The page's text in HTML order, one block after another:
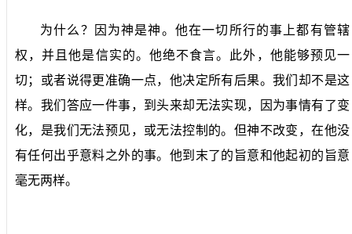
为什么？因为神是神。他在一切所行的事上都有管辖
权，并且他是信实的。他绝不食言。此外，他能够预见一
切；或者说得更准确一点，他决定所有后果。我们却不是这
样。我们答应一件事，到头来却无法实现，因为事情有了变
化，是我们无法预见，或无法控制的。但神不改变，在他没
有任何出乎意料之外的事。他到末了的旨意和他起初的旨意
毫无两样。